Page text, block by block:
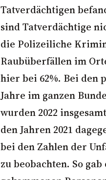
Tatverdächtigen
sind Tatverdächtige
die Polizeiliche
Raubüberfällen im
hier bei 62%. Bei den
Jahre im ganzen
wurden 2022
den Jahren 2021
bei den Zahlen der
zu beobachten. So gab